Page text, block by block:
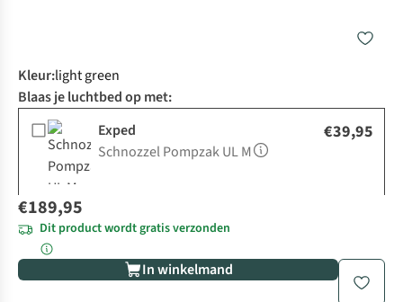
Kleur:light green
Blaas je luchtbed op met:
Exped
Schnozzel Pompzak UL M
€39,95
€189,95
Dit product wordt gratis verzonden
In winkelmand